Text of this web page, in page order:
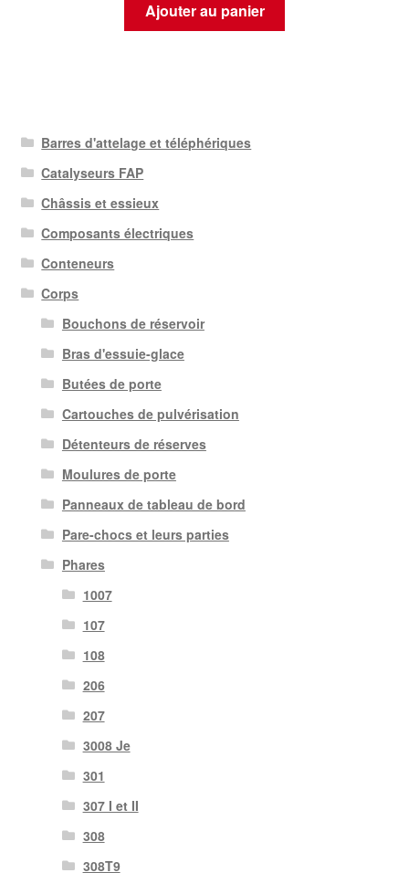
Ajouter au panier
Barres d'attelage et téléphériques
Catalyseurs FAP
Châssis et essieux
Composants électriques
Conteneurs
Corps
Bouchons de réservoir
Bras d'essuie-glace
Butées de porte
Cartouches de pulvérisation
Détenteurs de réserves
Moulures de porte
Panneaux de tableau de bord
Pare-chocs et leurs parties
Phares
1007
107
108
206
207
3008 Je
301
307 I et II
308
308T9